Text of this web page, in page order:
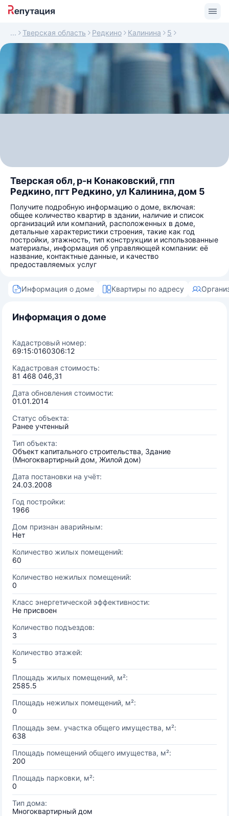
Тверская область Редкино Калинина 5
Тверская обл, р-н Конаковский, гпп
Редкино, пгт Редкино, ул Калинина, дом 5
Получите подробную информацию о доме, включая:
общее количество квартир в здании, наличие и список
организаций или компаний, расположенных в доме,
детальные характеристики строения, такие как год
постройки, этажность, тип конструкции и использованные
материалы, информация об управляющей компании: её
название, контактные данные, и качество
предоставляемых услуг
Информация о доме Квартиры по адресу
Информация о доме
Кадастровый номер:
69:15:0160306:12
Кадастровая стоимость:
81 468 046,31
Дата обновления стоимости:
01.01.2014
Статус объекта:
Ранее учтенный
Тип объекта:
Объект капитального строительства, Здание
(Многоквартирный дом, Жилой дом)
Дата постановки на учёт:
24.03.2008
Год постройки:
1966
Дом признан аварийным:
Нет
Количество жилых помещений:
60
Количество нежилых помещений:
0
Класс энергетической эффективности:
Не присвоен
Количество подъездов:
3
Количество этажей:
5
Площадь жилых помещений, м²:
2585.5
Площадь нежилых помещений, м²:
0
Площадь зем. участка общего имущества, м²:
638
Площадь помещений общего имущества, м²:
200
Площадь парковки, м²:
0
Тип дома:
Многоквартирный дом